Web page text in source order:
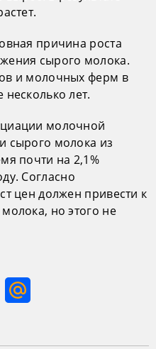
причина роста
сырого молока.
и молочных ферм в
лет.
молочной
сырого молока из
почти на 2,1%
Согласно
цен должен привести к
но этого не